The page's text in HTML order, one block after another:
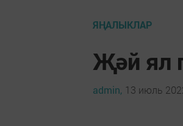
ЯҢАЛЫКЛАР
Җәй ял
admin, 13 июль